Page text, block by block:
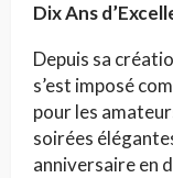
Dix Ans
Depuis sa
s’est imposé
pour les
soirées
anniversaire en